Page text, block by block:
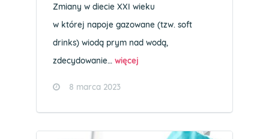
Zmiany w diecie XXI wieku
w której napoje gazowane (tzw. soft
drinks) wiodą prym nad wodą,
zdecydowanie… więcej
8 marca 2023